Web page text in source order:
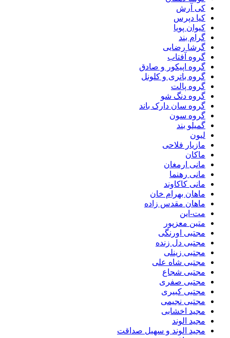
کی آرش
کیا دپرس
کیوان پویا
گرام بند
گرشا رضایی
گروه آفتاب
گروه اپیکور و صادق
گروه باتری و کلونل
گروه پالت
گروه دنگ شو
گروه سان دارک باند
گروه سون
گمیلو بند
لیون
مازیار فلاحی
ماکان
مانی ارمغان
مانی رهنما
مانی کاکاوند
ماهان بهرام خان
ماهان مقدس زاده
مت-این
متین معزپور
مجتبی اورنگی
مجتبی دل زنده
مجتبی زینلی
مجتبی شاه علی
مجتبی شجاع
مجتبی صفری
مجتبی کبیری
مجتبی نجیمی
مجید اخشابی
مجید الوند‎
مجید الوند و سهیل صداقت